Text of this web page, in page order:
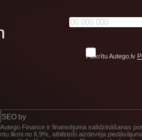
Piekrītu Autego.lv
SEO by
Finance ir finansējuma salīdzināšanas
likmi no 6,9%, atbilstoši aizdevēja